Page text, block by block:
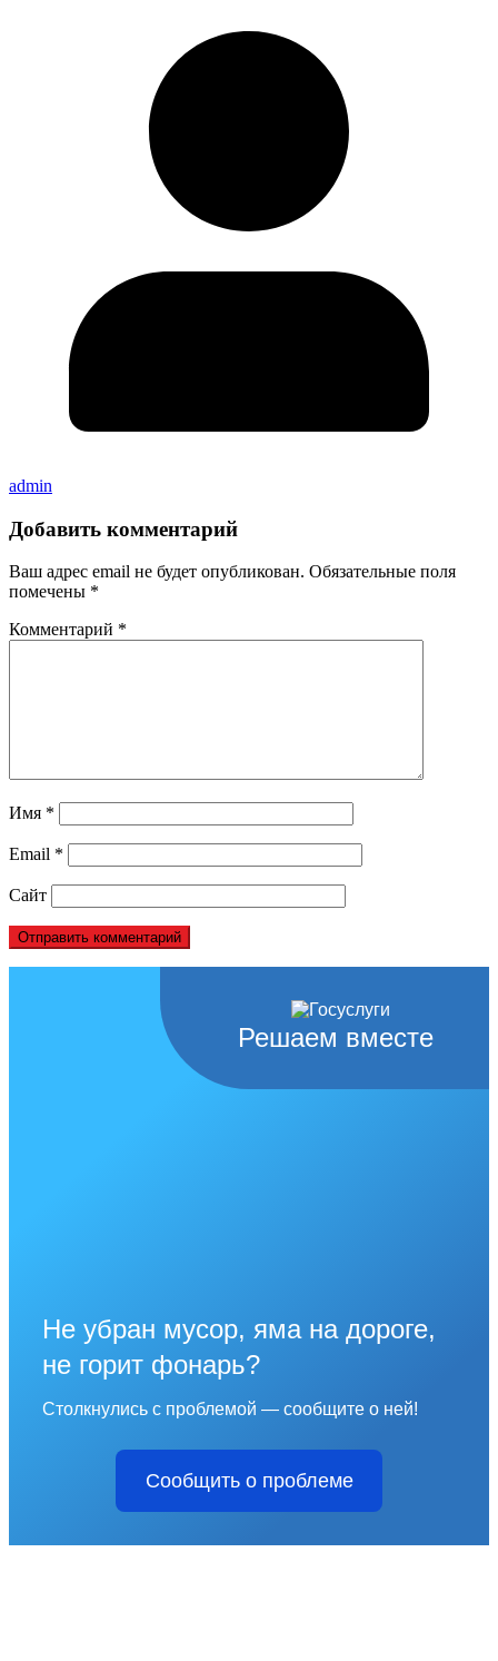
admin
Добавить комментарий
Ваш адрес email не будет опубликован. Обязательные поля
помечены *
Комментарий *
Имя *
Email *
Сайт
Решаем вместе
Не убран мусор, яма на дороге,
не горит фонарь?
Столкнулись с проблемой — сообщите о ней!
Сообщить о проблеме